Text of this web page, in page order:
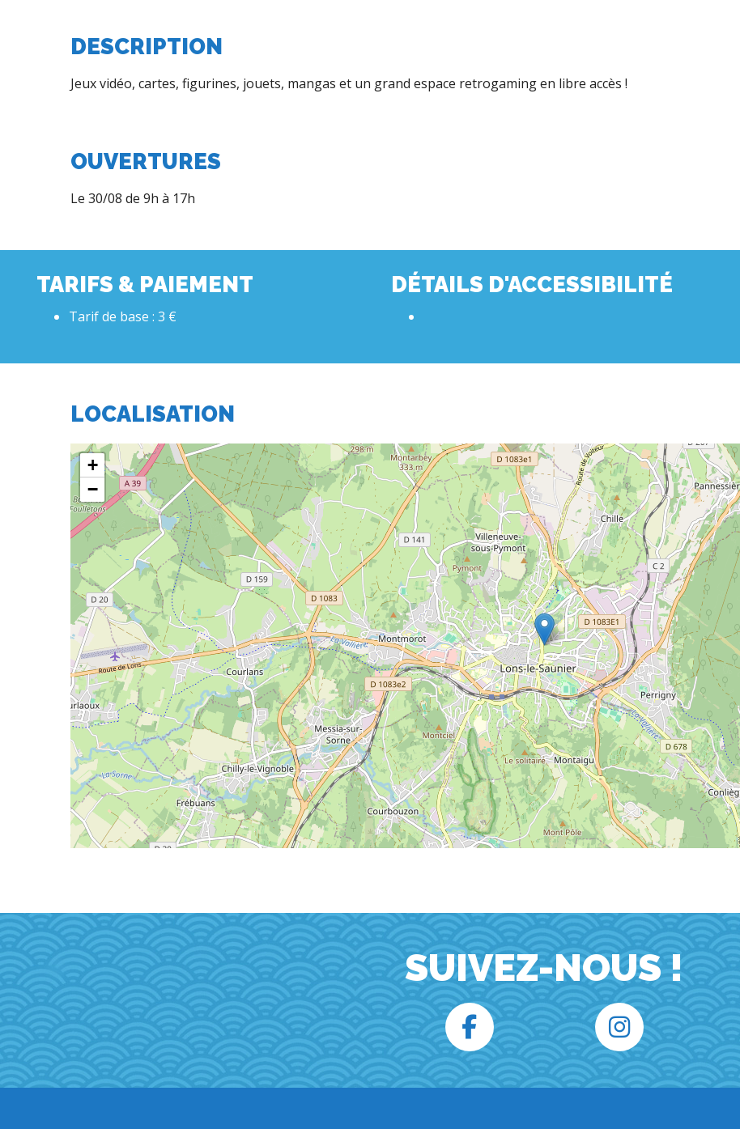
DESCRIPTION
Jeux vidéo, cartes, figurines, jouets, mangas et un grand espace retrogaming en libre accès !
OUVERTURES
Le 30/08 de 9h à 17h
TARIFS & PAIEMENT
Tarif de base : 3 €
DÉTAILS D'ACCESSIBILITÉ
LOCALISATION
+
−
SUIVEZ-NOUS !